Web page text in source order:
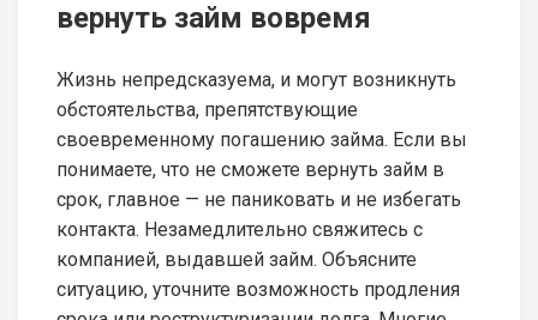
вернуть займ вовремя
Жизнь непредсказуема, и могут возникнуть
обстоятельства, препятствующие
своевременному погашению займа. Если вы
понимаете, что не сможете вернуть займ в
срок, главное — не паниковать и не избегать
контакта. Незамедлительно свяжитесь с
компанией, выдавшей займ. Объясните
ситуацию, уточните возможность продления